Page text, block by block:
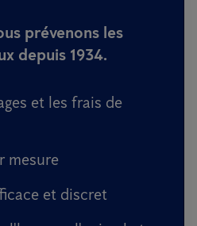
prévenons les
depuis 1934.
et les frais de
mesure
et discret